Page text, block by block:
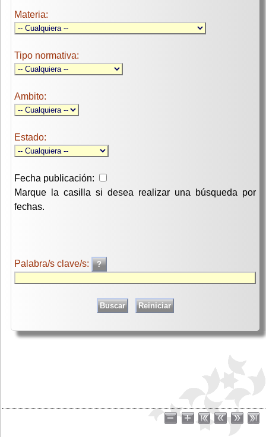
Materia:
Tipo normativa:
Ambito:
Estado:
Fecha publicación:
Marque la casilla si desea realizar una búsqueda por
fechas.
Palabra/s clave/s: